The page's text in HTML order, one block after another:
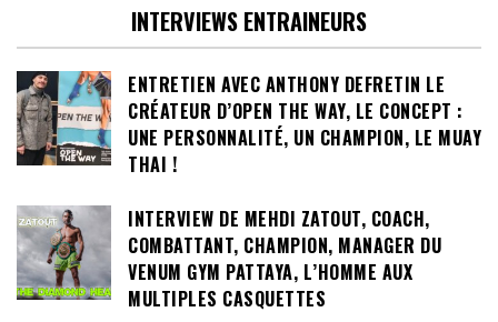
INTERVIEWS ENTRAINEURS
ENTRETIEN AVEC ANTHONY DEFRETIN LE
CRÉATEUR D’OPEN THE WAY, LE CONCEPT :
UNE PERSONNALITÉ, UN CHAMPION, LE MUAY
THAI !
INTERVIEW DE MEHDI ZATOUT, COACH,
COMBATTANT, CHAMPION, MANAGER DU
VENUM GYM PATTAYA, L’HOMME AUX
MULTIPLES CASQUETTES